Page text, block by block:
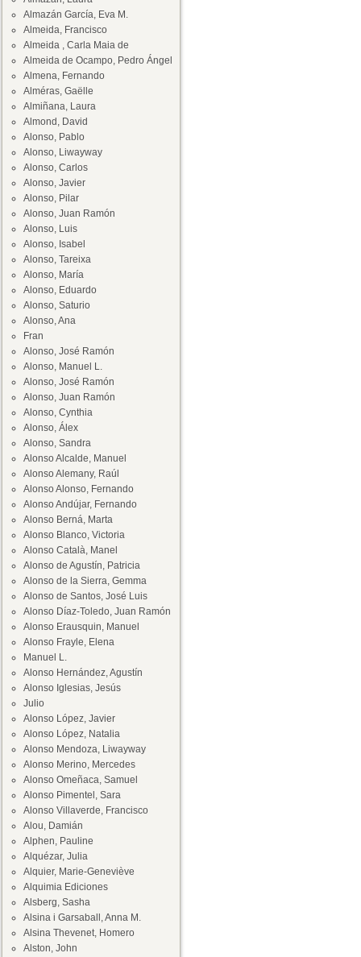
Almazán García, Eva M.
Almeida, Francisco
Almeida , Carla Maia de
Almeida de Ocampo, Pedro Ángel
Almena, Fernando
Alméras, Gaëlle
Almiñana, Laura
Almond, David
Alonso, Pablo
Alonso, Liwayway
Alonso, Carlos
Alonso, Javier
Alonso, Pilar
Alonso, Juan Ramón
Alonso, Luis
Alonso, Isabel
Alonso, Tareixa
Alonso, María
Alonso, Eduardo
Alonso, Saturio
Alonso, Ana
Fran
Alonso, José Ramón
Alonso, Manuel L.
Alonso, José Ramón
Alonso, Juan Ramón
Alonso, Cynthia
Alonso, Álex
Alonso, Sandra
Alonso Alcalde, Manuel
Alonso Alemany, Raúl
Alonso Alonso, Fernando
Alonso Andújar, Fernando
Alonso Berná, Marta
Alonso Blanco, Victoria
Alonso Català, Manel
Alonso de Agustín, Patricia
Alonso de la Sierra, Gemma
Alonso de Santos, José Luis
Alonso Díaz-Toledo, Juan Ramón
Alonso Erausquin, Manuel
Alonso Frayle, Elena
Manuel L.
Alonso Hernández, Agustín
Alonso Iglesias, Jesús
Julio
Alonso López, Javier
Alonso López, Natalia
Alonso Mendoza, Liwayway
Alonso Merino, Mercedes
Alonso Omeñaca, Samuel
Alonso Pimentel, Sara
Alonso Villaverde, Francisco
Alou, Damián
Alphen, Pauline
Alquézar, Julia
Alquier, Marie-Geneviève
Alquimia Ediciones
Alsberg, Sasha
Alsina i Garsaball, Anna M.
Alsina Thevenet, Homero
Alston, John